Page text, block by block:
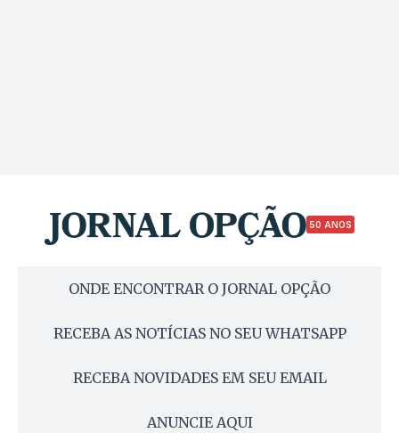
50 ANOS
ONDE ENCONTRAR O JORNAL OPÇÃO
RECEBA AS NOTÍCIAS NO SEU WHATSAPP
RECEBA NOVIDADES EM SEU EMAIL
ANUNCIE AQUI